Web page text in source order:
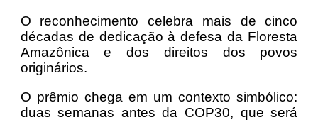
O reconhecimento celebra mais de cinco
décadas de dedicação à defesa da Floresta
Amazônica e dos direitos dos povos
originários.
O prêmio chega em um contexto simbólico:
duas semanas antes da COP30, que será